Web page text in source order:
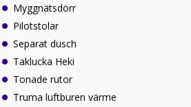
Myggnätsdörr
Pilotstolar
Separat dusch
Taklucka Heki
Tonade rutor
Truma luftburen värme